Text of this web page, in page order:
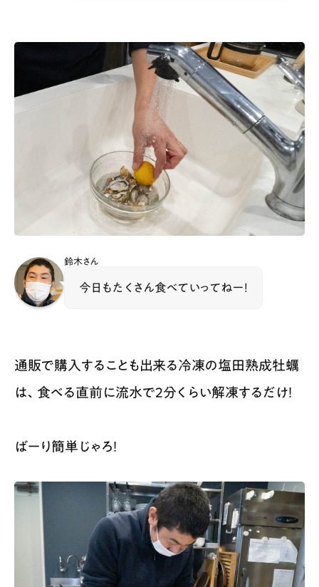
鈴木さん
今日もたくさん食べていってねー！
通販で購入することも出来る冷凍の塩田熟成牡蠣
は、食べる直前に流水で2分くらい解凍するだけ！
ばーり簡単じゃろ！